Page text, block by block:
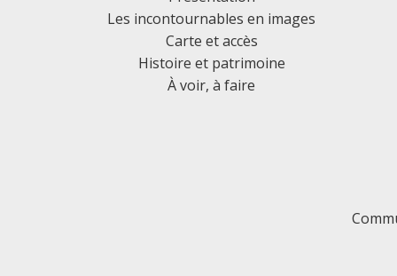
Les incontournables en images
Carte et accès
Histoire et patrimoine
À voir, à faire